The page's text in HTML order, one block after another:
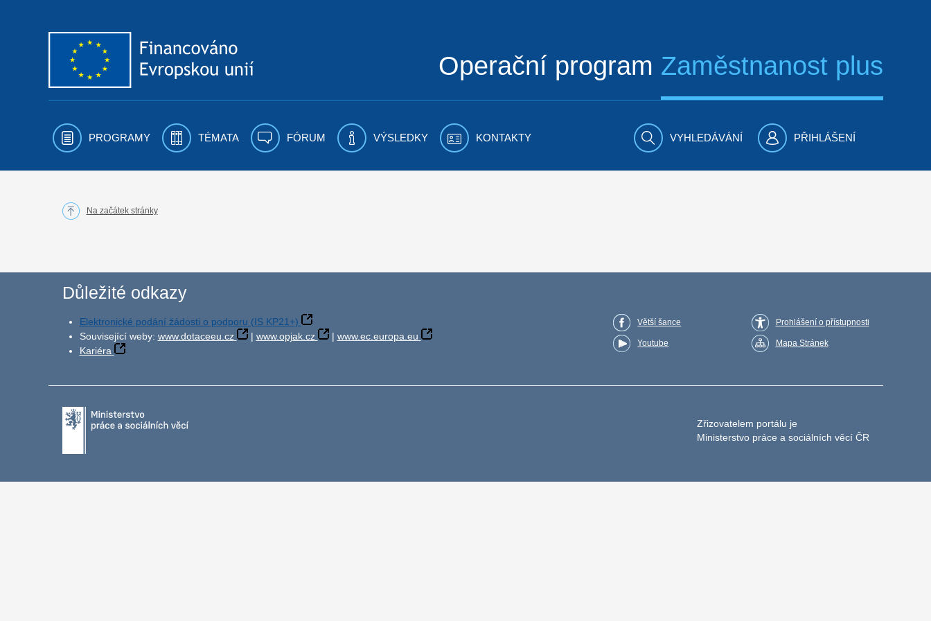
Operační program Zaměstnanost plus
PROGRAMY TÉMATA FÓRUM VÝSLEDKY KONTAKTY VYHLEDÁVÁNÍ PŘIHLÁŠENÍ
Na začátek stránky
Důležité odkazy
Elektronické podání žádosti o podporu (IS KP21+)
Související weby: www.dotaceeu.cz | www.opjak.cz | www.ec.europa.eu
Kariéra
Větší šance
Youtube
Prohlášení o přístupnosti
Mapa Stránek
Zřizovatelem portálu je
Ministerstvo práce a sociálních věcí ČR